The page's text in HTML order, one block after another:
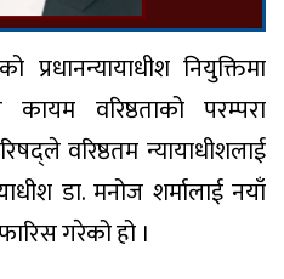
प्रधानन्यायाधीश नियुक्तिमा
वरिष्ठताको परम्परा
वरिष्ठतम न्यायाधीशलाई
डा. मनोज शर्मालाई नयाँ
गरेको हो ।